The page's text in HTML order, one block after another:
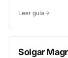
que apoyan la
Leer guía
Solgar